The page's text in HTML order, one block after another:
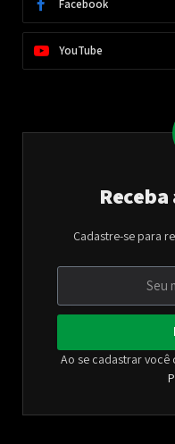
Facebook
YouTube
Cadastre-se para
Ao se cadastrar